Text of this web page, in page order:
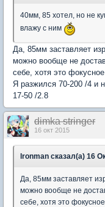
40мм, 85 хотел, но не
влажу с ним
Да, 85мм заставляет
можно вообще не
себе, хотя это
Я разжился 70-200 /4 и
17-50 /2.8
dimka stringer
16 окт 2015
lronman сказал(а) 16
Да, 85мм заставляет
можно вообще не
себе, хотя это